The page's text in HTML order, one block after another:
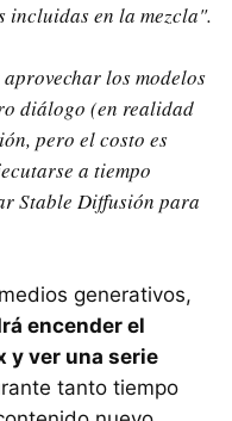
incluidas en la mezcla".
los modelos
diálogo (en realidad
pero el costo es
a tiempo
Stable Diffusión para
generativos,
encender el
y ver una serie
tanto tiempo